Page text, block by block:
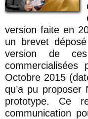
version faite en
un brevet
version de
Octobre 2015
qu’a pu
prototype. Ce
communication